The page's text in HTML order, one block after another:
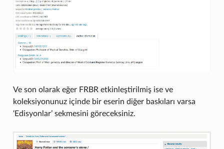
Ve son olarak eğer FRBR etkinleştirilmiş ise ve
koleksiyonunuz içinde bir eserin diğer baskıları varsa
‘Edisyonlar’ sekmesini göreceksiniz.